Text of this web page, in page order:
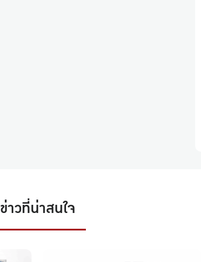
ข่าวที่น่าสนใจ